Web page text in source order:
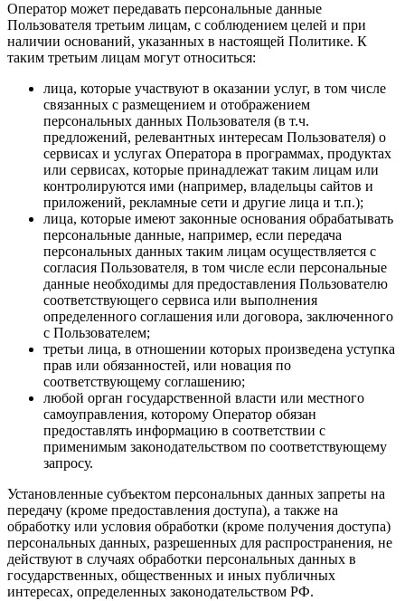
Оператор может передавать персональные данные
Пользователя третьим лицам, с соблюдением целей и при
наличии оснований, указанных в настоящей Политике. К
таким третьим лицам могут относиться:
лица, которые участвуют в оказании услуг, в том числе
связанных с размещением и отображением
персональных данных Пользователя (в т.ч.
предложений, релевантных интересам Пользователя) о
сервисах и услугах Оператора в программах, продуктах
или сервисах, которые принадлежат таким лицам или
контролируются ими (например, владельцы сайтов и
приложений, рекламные сети и другие лица и т.п.);
лица, которые имеют законные основания обрабатывать
персональные данные, например, если передача
персональных данных таким лицам осуществляется с
согласия Пользователя, в том числе если персональные
данные необходимы для предоставления Пользователю
соответствующего сервиса или выполнения
определенного соглашения или договора, заключенного
с Пользователем;
третьи лица, в отношении которых произведена уступка
прав или обязанностей, или новация по
соответствующему соглашению;
любой орган государственной власти или местного
самоуправления, которому Оператор обязан
предоставлять информацию в соответствии с
применимым законодательством по соответствующему
запросу.
Установленные субъектом персональных данных запреты на
передачу (кроме предоставления доступа), а также на
обработку или условия обработки (кроме получения доступа)
персональных данных, разрешенных для распространения, не
действуют в случаях обработки персональных данных в
государственных, общественных и иных публичных
интересах, определенных законодательством РФ.